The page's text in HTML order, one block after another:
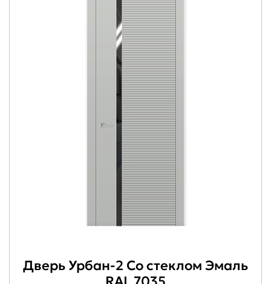
Дверь Урбан-2 Со стеклом Эмаль